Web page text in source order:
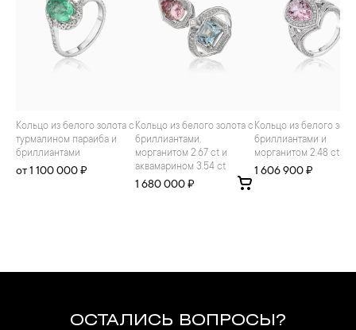
Кольцо из белого золота с
турмалином параиба и
бриллиантами
от 1 100 000 ₽
Кольцо из белого золота с
бриллиантами,
морганитом 2.67 ct и
аквамарином 3.54 ct
1 680 000 ₽
Кольцо из белого золота с
бриллиантами и
морганитом 2.48 ct
1 606 900 ₽
ОСТАЛИСЬ ВОПРОСЫ?